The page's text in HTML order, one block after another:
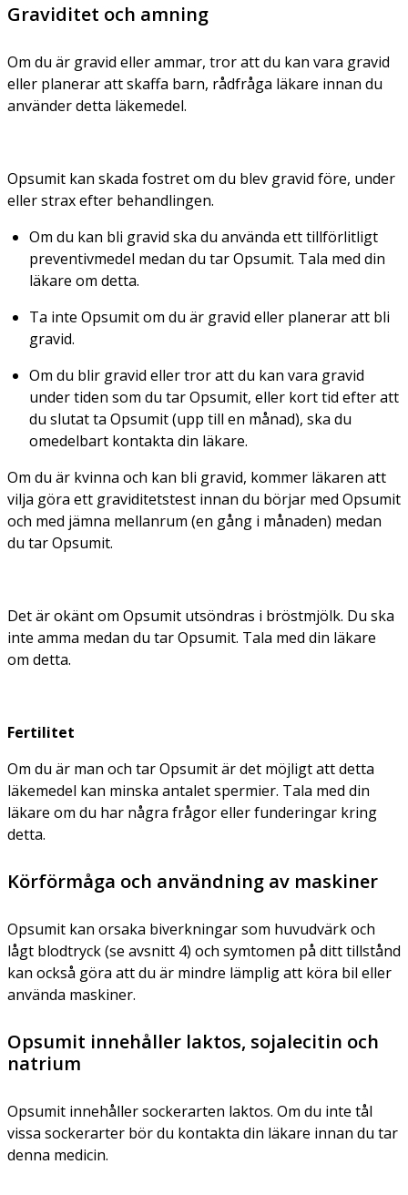
Graviditet och amning
Om du är gravid eller ammar, tror att du kan vara gravid
eller planerar att skaffa barn, rådfråga läkare innan du
använder detta läkemedel.
Opsumit kan skada fostret om du blev gravid före, under
eller strax efter behandlingen.
Om du kan bli gravid ska du använda ett tillförlitligt
preventivmedel medan du tar Opsumit. Tala med din
läkare om detta.
Ta inte Opsumit om du är gravid eller planerar att bli
gravid.
Om du blir gravid eller tror att du kan vara gravid
under tiden som du tar Opsumit, eller kort tid efter att
du slutat ta Opsumit (upp till en månad), ska du
omedelbart kontakta din läkare.
Om du är kvinna och kan bli gravid, kommer läkaren att
vilja göra ett graviditetstest innan du börjar med Opsumit
och med jämna mellanrum (en gång i månaden) medan
du tar Opsumit.
Det är okänt om Opsumit utsöndras i bröstmjölk. Du ska
inte amma medan du tar Opsumit. Tala med din läkare
om detta.
Fertilitet
Om du är man och tar Opsumit är det möjligt att detta
läkemedel kan minska antalet spermier. Tala med din
läkare om du har några frågor eller funderingar kring
detta.
Körförmåga och användning av maskiner
Opsumit kan orsaka biverkningar som huvudvärk och
lågt blodtryck (se avsnitt 4) och symtomen på ditt tillstånd
kan också göra att du är mindre lämplig att köra bil eller
använda maskiner.
Opsumit innehåller laktos, sojalecitin och
natrium
Opsumit innehåller sockerarten laktos. Om du inte tål
vissa sockerarter bör du kontakta din läkare innan du tar
denna medicin.